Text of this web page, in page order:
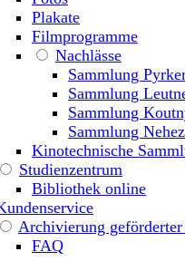
Plakate
Filmprogramme
Nachlässe
Sammlung
Sammlung
Sammlung
Sammlung Nehez
Kinotechnische
Studienzentrum
Bibliothek online
Archivierung
FAQ